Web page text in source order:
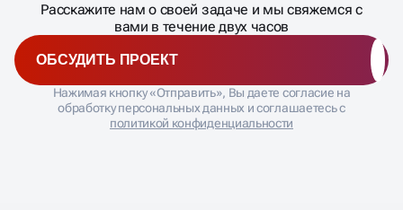
�
Расскажите нам о своей задаче и мы свяжемся с
вами в течение двух часов
ОБСУДИТЬ ПРОЕКТ
Нажимая кнопку «Отправить», Вы даете согласие на
обработку персональных данных и соглашаетесь с
политикой конфиденциальности